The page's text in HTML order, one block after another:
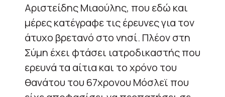
Aριστείδης Μιαούλης, που εδώ και
μέρες κατέγραφε τις έρευνες για τον
άτυχο βρετανό στο νησί. Πλέον στη
Σύμη έχει φτάσει ιατροδικαστής που
ερευνά τα αίτια και το χρόνο του
θανάτου του 67χρονου Μόσλεϊ που